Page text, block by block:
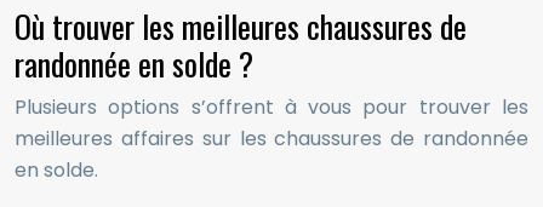
Où trouver les meilleures chaussures de
randonnée en solde ?
Plusieurs options s’offrent à vous pour trouver les
meilleures affaires sur les chaussures de randonnée
en solde.